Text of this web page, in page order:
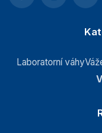
Software
Příslušenství k
Laboratorní váhy